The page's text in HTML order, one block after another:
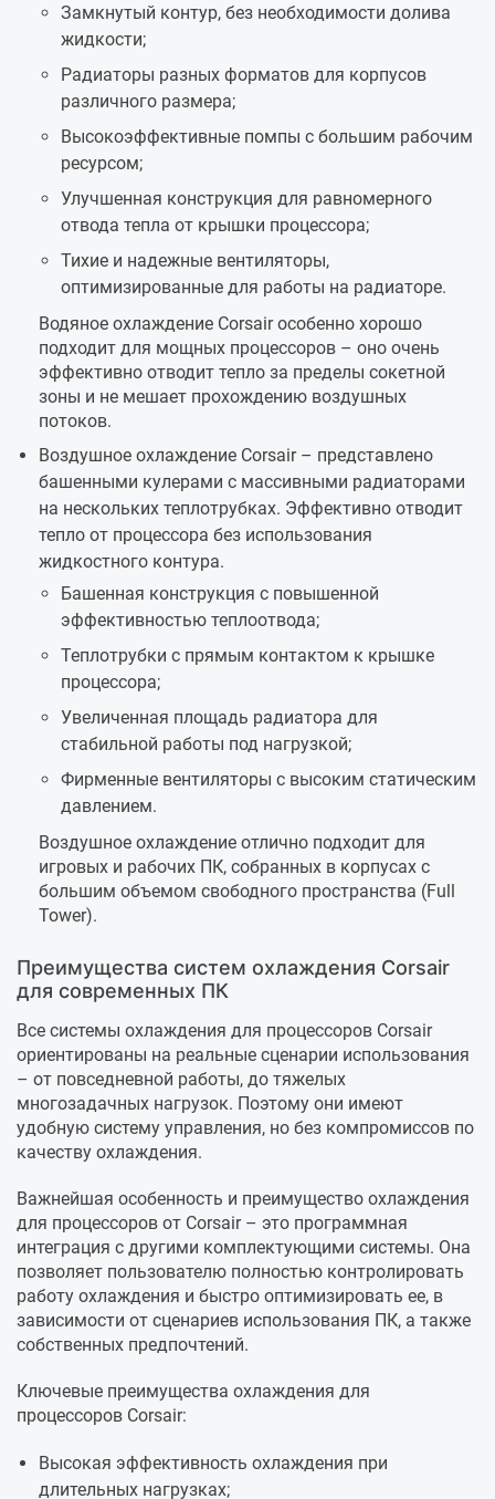
Замкнутый контур, без необходимости долива
жидкости;
Радиаторы разных форматов для корпусов
различного размера;
Высокоэффективные помпы с большим рабочим
ресурсом;
Улучшенная конструкция для равномерного
отвода тепла от крышки процессора;
Тихие и надежные вентиляторы,
оптимизированные для работы на радиаторе.
Водяное охлаждение Corsair особенно хорошо
подходит для мощных процессоров – оно очень
эффективно отводит тепло за пределы сокетной
зоны и не мешает прохождению воздушных
потоков.
Воздушное охлаждение Corsair – представлено
башенными кулерами с массивными радиаторами
на нескольких теплотрубках. Эффективно отводит
тепло от процессора без использования
жидкостного контура.
Башенная конструкция с повышенной
эффективностью теплоотвода;
Теплотрубки с прямым контактом к крышке
процессора;
Увеличенная площадь радиатора для
стабильной работы под нагрузкой;
Фирменные вентиляторы с высоким статическим
давлением.
Воздушное охлаждение отлично подходит для
игровых и рабочих ПК, собранных в корпусах с
большим объемом свободного пространства (Full
Tower).
Преимущества систем охлаждения Corsair
для современных ПК
Все системы охлаждения для процессоров Corsair
ориентированы на реальные сценарии использования
– от повседневной работы, до тяжелых
многозадачных нагрузок. Поэтому они имеют
удобную систему управления, но без компромиссов по
качеству охлаждения.
Важнейшая особенность и преимущество охлаждения
для процессоров от Corsair – это программная
интеграция с другими комплектующими системы. Она
позволяет пользователю полностью контролировать
работу охлаждения и быстро оптимизировать ее, в
зависимости от сценариев использования ПК, а также
собственных предпочтений.
Ключевые преимущества охлаждения для
процессоров Corsair:
Высокая эффективность охлаждения при
длительных нагрузках;